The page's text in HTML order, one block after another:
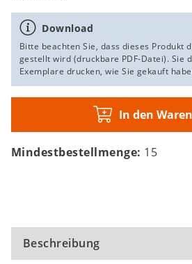
Download
Bitte beachten Sie, dass dieses Produkt
gestellt wird (druckbare PDF-Datei). Sie
Exemplare drucken, wie Sie gekauft
In den
Mindestbestellmenge: 15
Beschreibung